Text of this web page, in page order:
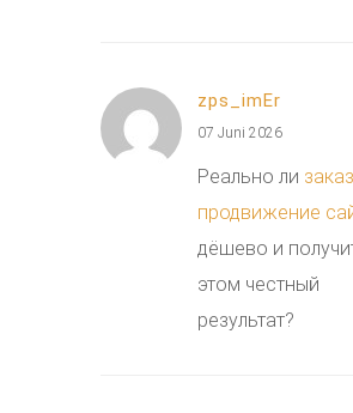
zps_imEr
07 Juni 2026
Реально ли
продвижение
дёшево и
этом честный
результат?